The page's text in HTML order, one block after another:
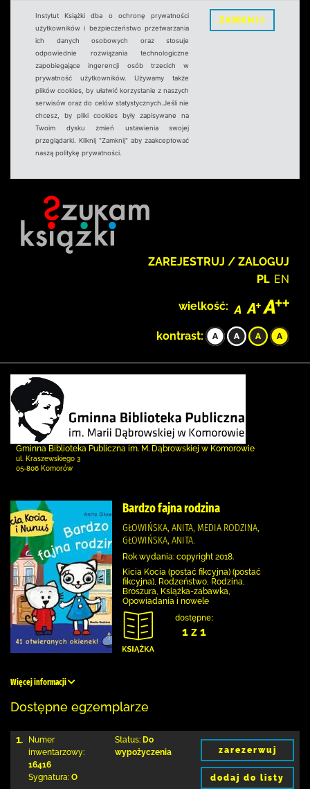
Instytut Książki dba o ochronę prywatności
użytkowników i bezpieczeństwo przetwarzania
ich danych osobowych oraz stosuje
odpowiednie rozwiązania technologiczne
zapobiegające ingerencji osób trzecich w
prywatność użytkowników. Używamy także
plików cookies, by ułatwić korzystanie z naszych
serwisów oraz do celów statystycznych.Jeśli nie
chcesz, by pliki cookies były zapisywane na
Twoim dysku zmień ustawienia swojej
przeglądarki. Kliknij "Zamknij" aby zaakceptować
naszą politykę prywatności.
ZAMKNIJ
ZAREJESTRUJ / ZALOGUJ
PL EN
wielkość:
kontrast:
Gminna Biblioteka Publiczna im. M. Dąbrowskiej w Komorowie
ul. Kraszewskiego 3
05-806 Komorów
Bardzo fajna rodzina
GŁOWIŃSKA, ANITA, MEDIA RODZINA,
GŁOWIŃSKA, ANITA.
Rok wydania: copyright 2018.
Kicia Kocia (postać fikcyjna) (postać
fikcyjna), Rodzeństwo, Rodzina,
Broszura, Książka-zabawka,
Opowiadania i nowele
dostępne:
1 z 1
Więcej informacji
Dostępne egzemplarze
1.
Numer
inwentarzowy:
16416
Sygnatura: O
Status: Do
wypożyczenia
zarezerwuj
dodaj do listy